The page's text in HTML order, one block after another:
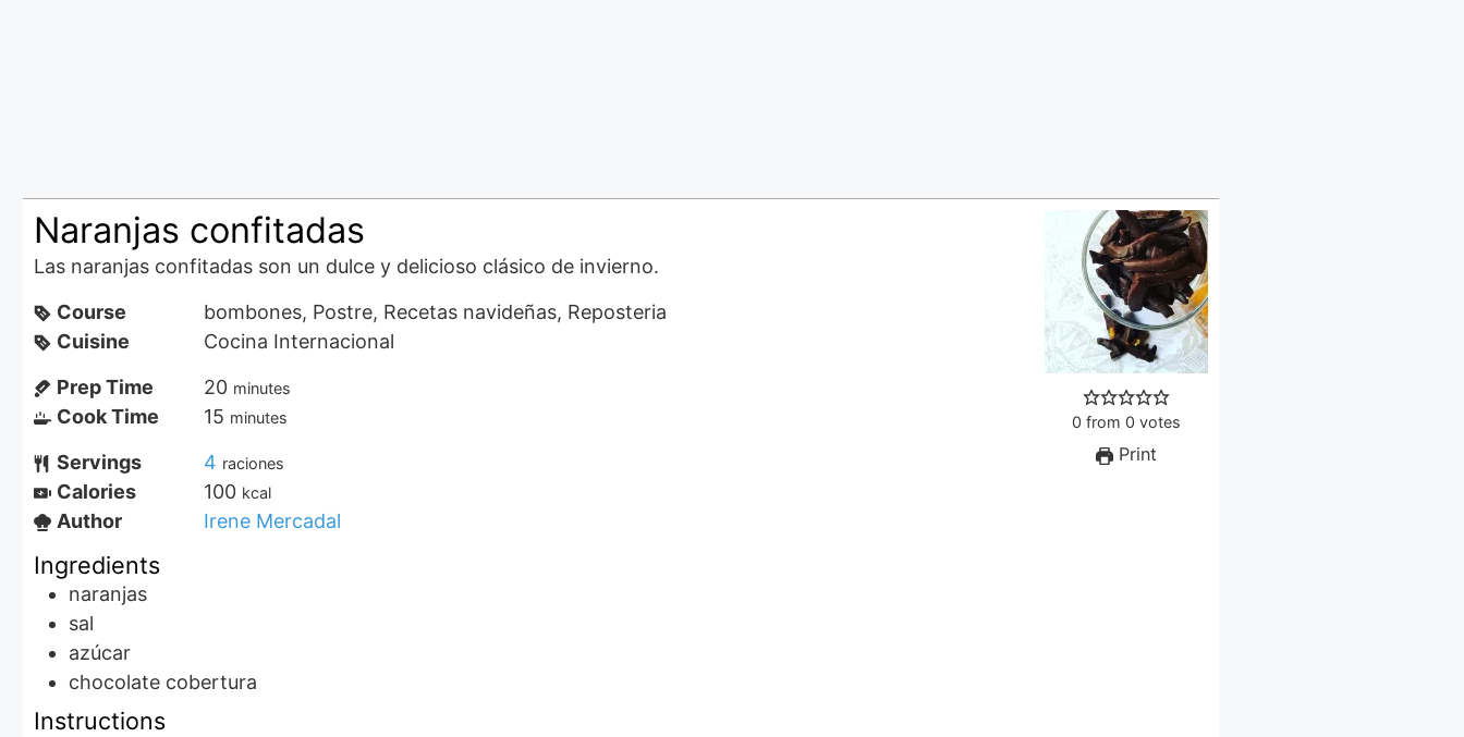
0 from 0 votes
Print
Naranjas confitadas
Las naranjas confitadas son un dulce y delicioso clásico de invierno.
Course
bombones, Postre, Recetas navideñas, Reposteria
Cuisine
Cocina Internacional
Prep Time
20 minutes
Cook Time 15 minutes
Servings 4 raciones
Calories 100 kcal
Author Irene Mercadal
Ingredients
naranjas
sal
azúcar
chocolate cobertura
Instructions